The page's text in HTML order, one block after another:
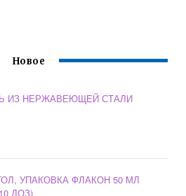
Новое
ИЗ НЕРЖАВЕЮЩЕЙ СТАЛИ
УПАКОВКА ФЛАКОН 50 МЛ
ДОЗ)